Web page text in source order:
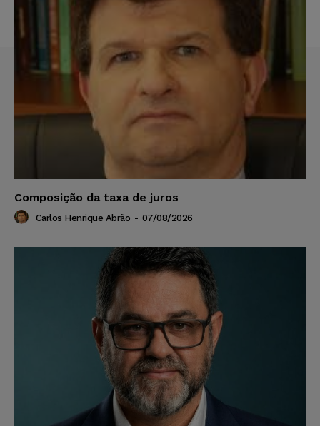
Composição da taxa de juros
Carlos Henrique Abrão - 07/08/2026